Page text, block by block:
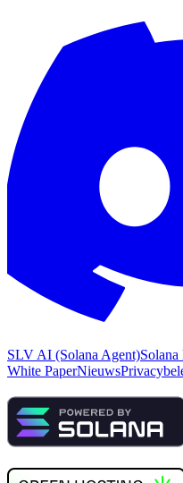
SLV AI (Solana Agent)Solana
White PaperNieuws